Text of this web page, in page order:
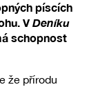
píscích
V Deníku
schopnost
že přírodu